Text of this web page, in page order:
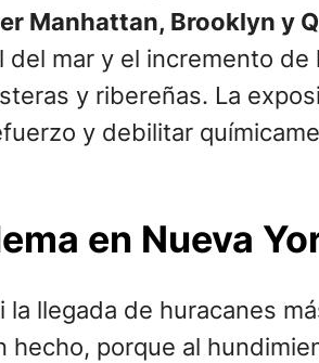
Manhattan, Brooklyn y
mar y el incremento
y ribereñas. La
y debilitar
en Nueva
llegada de huracanes
hecho, porque al